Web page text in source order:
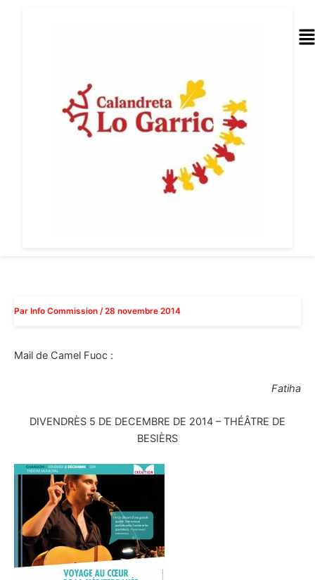
Par Info Commission /28 novembre 2014
Mail de Camel Fuoc :
Fatiha
DIVENDRÈS 5 DE DECEMBRE DE 2014 – THÉÂTRE DE
BESIÈRS